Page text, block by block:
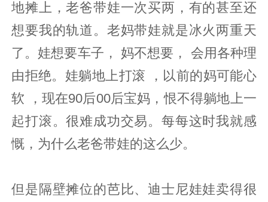
地摊上，老爸带娃一次买两，有的甚至还
想要我的轨道。老妈带娃就是冰火两重天
了。娃想要车子， 妈不想要， 会用各种理
由拒绝。娃躺地上打滚 ，以前的妈可能心
软 ，现在90后00后宝妈，恨不得躺地上一
起打滚。很难成功交易。每每这时我就感
慨，为什么老爸带娃的这么少。
但是隔壁摊位的芭比、迪士尼娃娃卖得很